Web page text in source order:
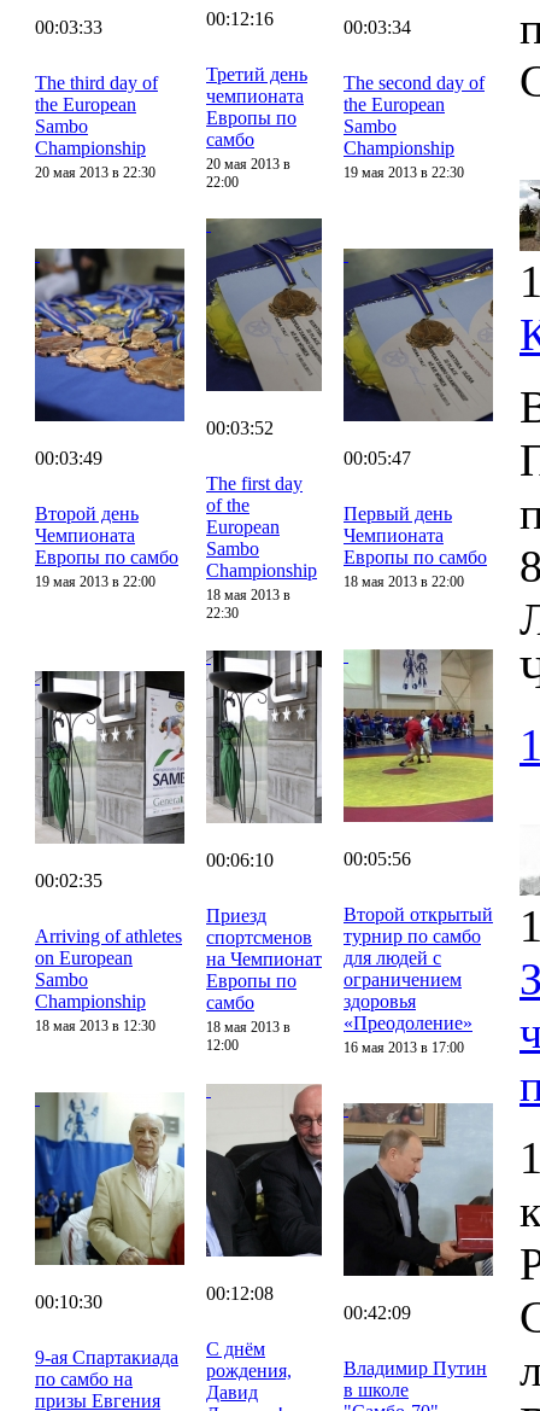
00:03:33
The third day of
the European
Sambo
Championship
20 мая 2013 в 22:30
00:12:16
Третий день
чемпионата
Европы по
самбо
20 мая 2013 в
22:00
00:03:34
The second day of
the European
Sambo
Championship
19 мая 2013 в 22:30
00:03:49
Второй день
Чемпионата
Европы по самбо
19 мая 2013 в 22:00
00:03:52
The first day
of the
European
Sambo
Championship
18 мая 2013 в
22:30
00:05:47
Первый день
Чемпионата
Европы по самбо
18 мая 2013 в 22:00
00:02:35
Arriving of athletes
on European
Sambo
Championship
18 мая 2013 в 12:30
00:06:10
Приезд
спортсменов
на Чемпионат
Европы по
самбо
18 мая 2013 в
12:00
00:05:56
Второй открытый
турнир по самбо
для людей с
ограничением
здоровья
«Преодоление»
16 мая 2013 в 17:00
00:10:30
9-ая Спартакиада
по самбо на
призы Евгения
00:12:08
С днём
рождения,
Давид
00:42:09
Владимир Путин
в школе